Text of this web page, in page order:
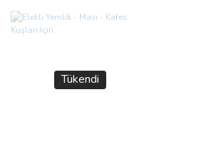
Tükendi